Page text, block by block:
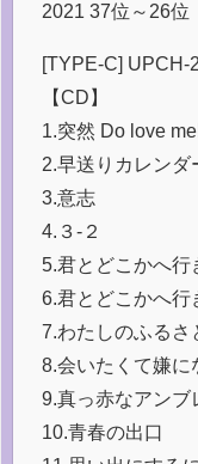
2021 37位～26位
[TYPE-C] UPCH-
【CD】
1.突然 Do love
2.早送りカレンダ
3.意志
4.３-２
5.君とどこかへ行
6.君とどこかへ行
7.わたしのふるさ
8.会いたくて嫌に
9.真っ赤なアンブ
10.青春の出口